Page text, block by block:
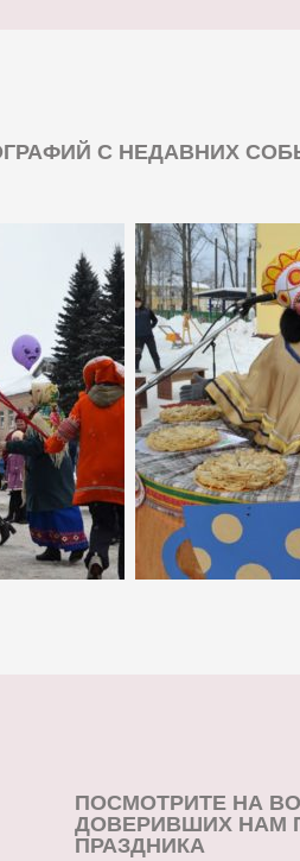
С НЕДАВНИХ
ПОСМОТРИТЕ НА
ДОВЕРИВШИХ НАМ
ПРАЗДНИКА